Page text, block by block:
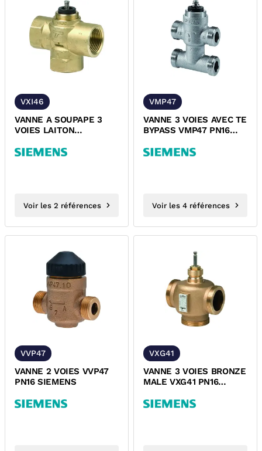
VXI46
VANNE A SOUPAPE 3
VOIES LAITON
VXI46 PN16 SIEMENS
Voir les 2 références
VMP47
VANNE 3 VOIES AVEC TE
BYPASS VMP47 PN16
Voir les 4 références
VVP47
VANNE 2 VOIES VVP47
PN16 SIEMENS
VXG41
VANNE 3 VOIES BRONZE
MALE VXG41 PN16